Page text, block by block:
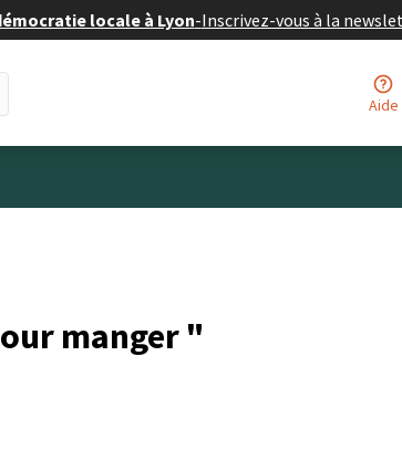
locale à Lyon-Inscrivez-vous à la
Aide
manger "